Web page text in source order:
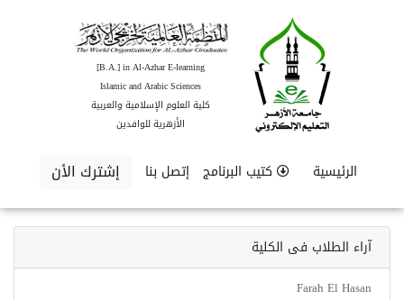
[B.A.] in Al-Azhar E-learning
Islamic and Arabic Sciences
كلية العلوم الإسلامية والعربية
الأزهرية للوافدين
الرئيسية كتيب البرنامج إتصل بنا إشترك الأن
آراء الطلاب فى الكلية
Farah El Hasan